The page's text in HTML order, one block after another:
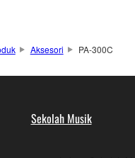
Aksesori PA-300C
Sekolah Musik